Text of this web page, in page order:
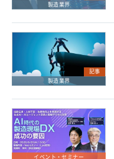
製造業界
記事
製造業界
イベント・セミナー